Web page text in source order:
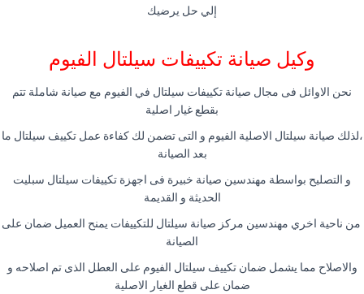
إلي حل يرضيك
وكيل صيانة تكييفات سيلتال الفيوم
نحن الاوائل فى مجال صيانة تكييفات سيلتال في الفيوم مع صيانة شاملة تتم
بقطع غيار اصلية
،لذلك صيانة سيلتال الاصلية الفيوم و التى تضمن لك كفاءة عمل تكييف سيلتال ما
بعد الصيانة
و التصليح بواسطة مهندسين صيانة خبيرة فى اجهزة تكييفات سيلتال سبليت
الحديثة و القديمة
من ناحية اخري مهندسين مركز صيانة سيلتال للتكييفات يمنح العميل ضمان على
الصيانة
والاصلاح مما يشمل ضمان تكييف سيلتال الفيوم على العطل الذى تم اصلاحه و
ضمان على قطع الغيار الاصلية